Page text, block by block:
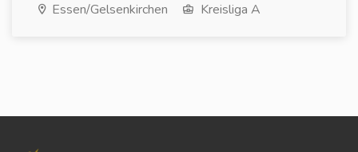
Essen/Gelsenkirchen Kreisliga A